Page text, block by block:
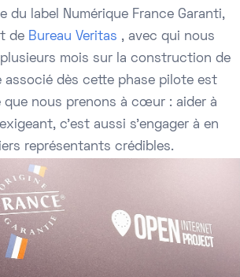
du label Numérique France Garanti,
de Bureau Veritas , avec qui nous
mois sur la construction de
associé dès cette phase pilote est
que nous prenons à cœur : aider à
c'est aussi s'engager à en
représentants crédibles.